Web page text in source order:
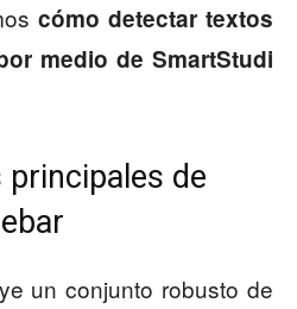
cómo detectar textos
medio de SmartStudi
de
un conjunto robusto de